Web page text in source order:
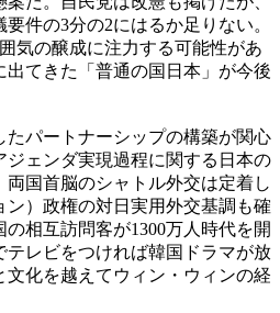
件の3分の2にはるか足りない。
気の醸成に注力する可能性があ
出てきた「普通の国日本」が今後
パートナーシップの構築が関心
ェンダ実現過程に関する日本の
国首脳のシャトル外交は定着し
）政権の対日実用外交基調も確
相互訪問客が1300万人時代を開
テレビをつければ韓国ドラマが放
化を越えてウィン・ウィンの経